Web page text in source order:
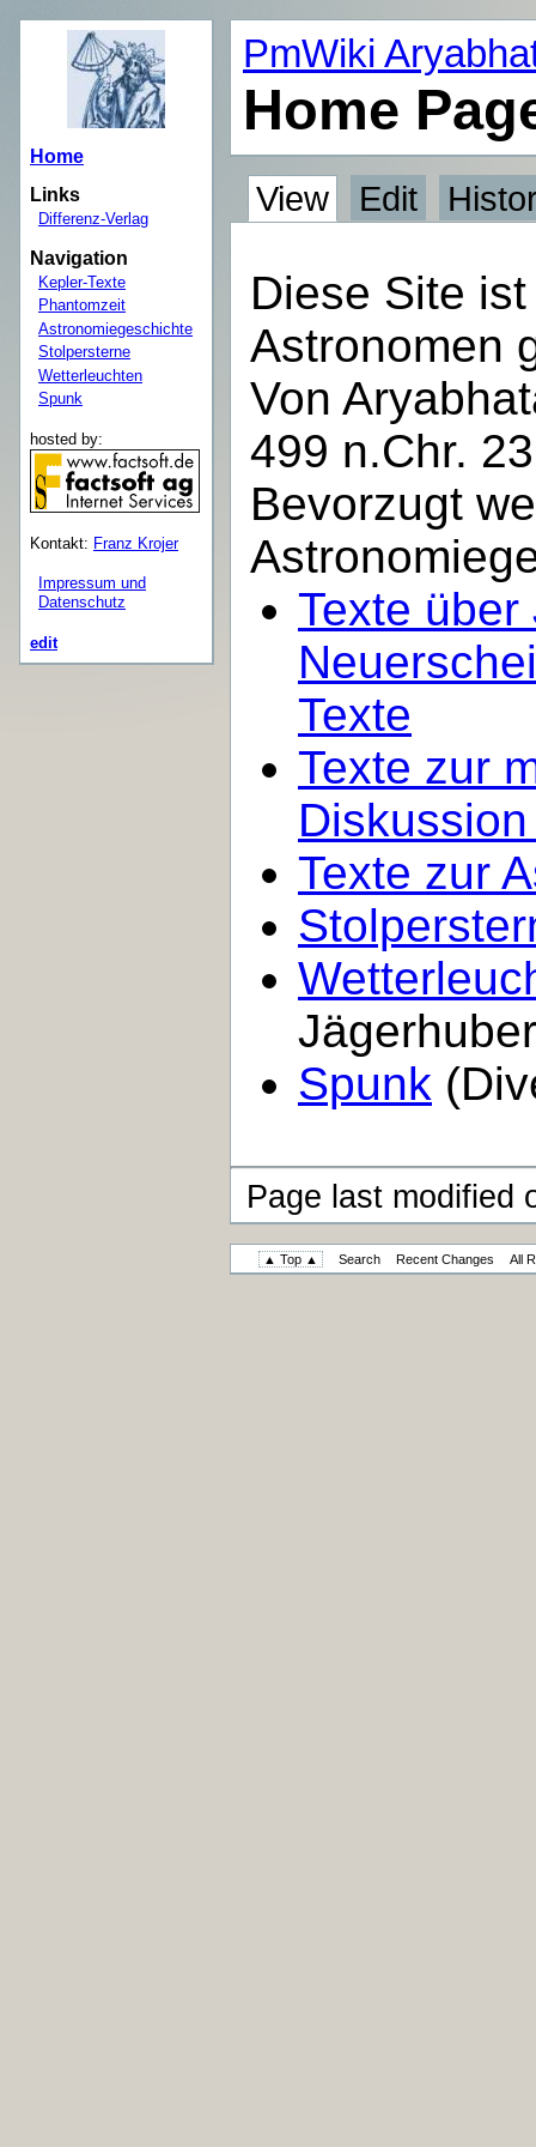
Home
Links
Differenz-Verlag
Navigation
Kepler-Texte
Phantomzeit
Astronomiegeschichte
Stolpersterne
Wetterleuchten
Spunk
hosted by:
Kontakt: Franz Krojer
Impressum und
Datenschutz
edit
PmWiki
Home
View Edit
Diese Site
Astronomen
Von
499 n.Chr.
Bevorzugt
Texte
Texte
Texte zur
Texte zur
Spunk
Page last modified
▲ Top ▲ Search Recent Changes All